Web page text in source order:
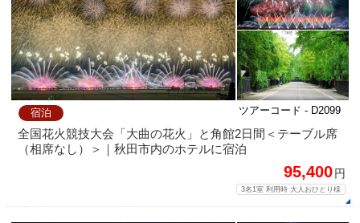
宿泊 ツアーコード - D2099
全国花火競技大会「大曲の花火」と角館2日間＜テーブル席
（相席なし）＞｜秋田市内のホテルに宿泊
95,400 円
3名1室 利用時 大人おひとり様